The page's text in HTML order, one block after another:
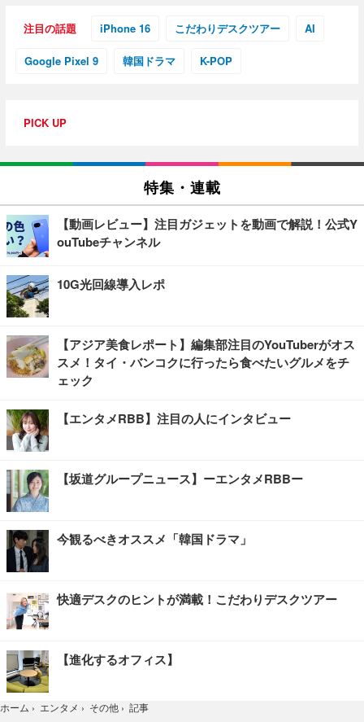
注目の話題 iPhone 16 こだわりデスクツアー AI
Google Pixel 9 韓国ドラマ K-POP
PICK UP
特集・連載
【動画レビュー】注目ガジェットを動画で解説！公式Y
ouTubeチャンネル
10G光回線導入レポ
【アジア美食レポート】編集部注目のYouTuberがオス
スメ！タイ・バンコクに行ったら食べたいグルメをチ
ェック
【エンタメRBB】注目の人にインタビュー
【坂道グループニュース】ーエンタメRBBー
今観るべきオススメ「韓国ドラマ」
快適デスクのヒントが満載！こだわりデスクツアー
【進化するオフィス】
ホーム › エンタメ › その他 › 記事